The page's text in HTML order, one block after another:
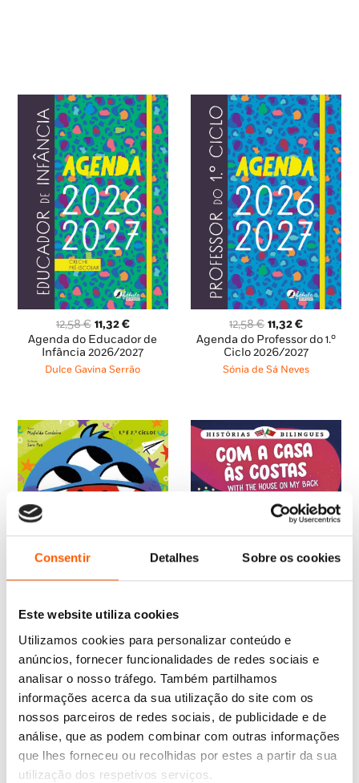
Consentir Detalhes Sobre os cookies
Este website utiliza cookies
Utilizamos cookies para personalizar conteúdo e
anúncios, fornecer funcionalidades de redes sociais e
analisar o nosso tráfego. Também partilhamos
informações acerca da sua utilização do site com os
nossos parceiros de redes sociais, de publicidade e de
análise, que as podem combinar com outras informações
que lhes forneceu ou recolhidas por estes a partir da sua
utilização dos respetivos serviços.
12,58€ O
preço
original
era:
11,32€O
preço
atual
é:
Agenda do Educador de
Infância 2026/2027
Dulce Gavina Serrão
12,58€ O
preço
original
era:
11,32€O
preço
atual
é:
Agenda do Professor do 1.º
Ciclo 2026/2027
Sónia de Sá Neves
preço
original
era:
11,95 €.
preço
atual
é:
10,76 €.
Bloco de Escrita Criativa
para Crianças
Mafalda Cordeiro
10,95
preço
original
era:
10,95 €.
9,86 €
preço
é:
9,86 €.
Histórias Bilingues 5: Com a
Casa às Costas
Mafalda Cordeiro